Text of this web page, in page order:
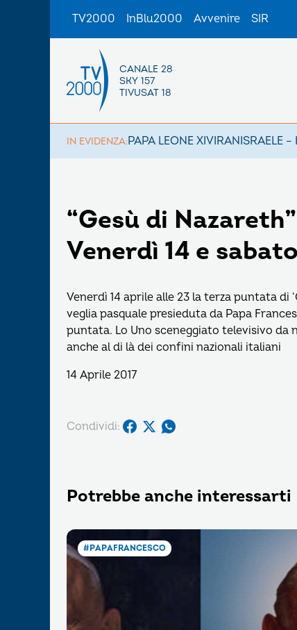
TV2000 InBlu2000 Avvenire SIR
CANALE 28
SKY 157
TIVUSAT 18
IN EVIDENZA:PAPA LEONE XIVIRANISRAELE
“Gesù di
Venerdì 14 e
Venerdì 14 aprile alle 23 la terza puntata di
veglia pasquale presieduta da Papa
puntata. Lo Uno sceneggiato televisivo da
anche al di là dei confini nazionali italiani
14 Aprile 2017
Condividi:
Potrebbe anche interessarti
#PAPAFRANCESCO